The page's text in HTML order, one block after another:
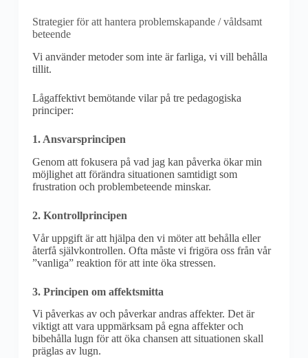
Strategier för att hantera problemskapande / våldsamt
beteende
Vi använder metoder som inte är farliga, vi vill behålla
tillit.
Lågaffektivt bemötande vilar på tre pedagogiska
principer:
1. Ansvarsprincipen
Genom att fokusera på vad jag kan påverka ökar min
möjlighet att förändra situationen samtidigt som
frustration och problembeteende minskar.
2. Kontrollprincipen
Vår uppgift är att hjälpa den vi möter att behålla eller
återfå självkontrollen. Ofta måste vi frigöra oss från vår
”vanliga” reaktion för att inte öka stressen.
3. Principen om affektsmitta
Vi påverkas av och påverkar andras affekter. Det är
viktigt att vara uppmärksam på egna affekter och
bibehålla lugn för att öka chansen att situationen skall
präglas av lugn.